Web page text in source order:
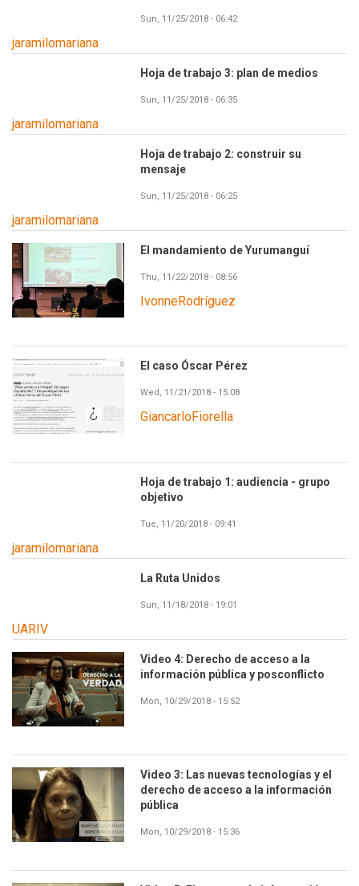
Sun, 11/25/2018 - 06:42
jaramilomariana
Hoja de trabajo 3: plan de medios
Sun, 11/25/2018 - 06:35
jaramilomariana
Hoja de trabajo 2: construir su
mensaje
Sun, 11/25/2018 - 06:25
jaramilomariana
El mandamiento de Yurumanguí
Thu, 11/22/2018 - 08:56
IvonneRodríguez
El caso Óscar Pérez
Wed, 11/21/2018 - 15:08
GiancarloFiorella
Hoja de trabajo 1: audiencia - grupo
objetivo
Tue, 11/20/2018 - 09:41
jaramilomariana
La Ruta Unidos
Sun, 11/18/2018 - 19:01
UARIV
Video 4: Derecho de acceso a la
información pública y posconflicto
Mon, 10/29/2018 - 15:52
Video 3: Las nuevas tecnologías y el
derecho de acceso a la información
pública
Mon, 10/29/2018 - 15:36